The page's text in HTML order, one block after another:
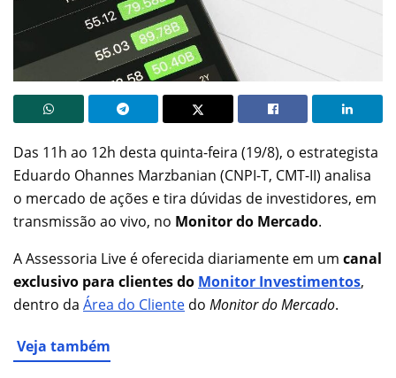
Das 11h ao 12h desta quinta-feira (19/8), o estrategista
Eduardo Ohannes Marzbanian (CNPI-T, CMT-II) analisa
o mercado de ações e tira dúvidas de investidores, em
transmissão ao vivo, no Monitor do Mercado.
A Assessoria Live é oferecida diariamente em um canal
exclusivo para clientes do Monitor Investimentos,
dentro da Área do Cliente do Monitor do Mercado.
Veja também